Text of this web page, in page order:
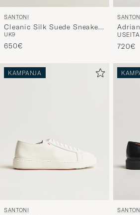
SANTONI
Cleanic Silk Suede Sneakers
Dark Brown
UK9
650€ 720€
KAMPANJA
SANTONI